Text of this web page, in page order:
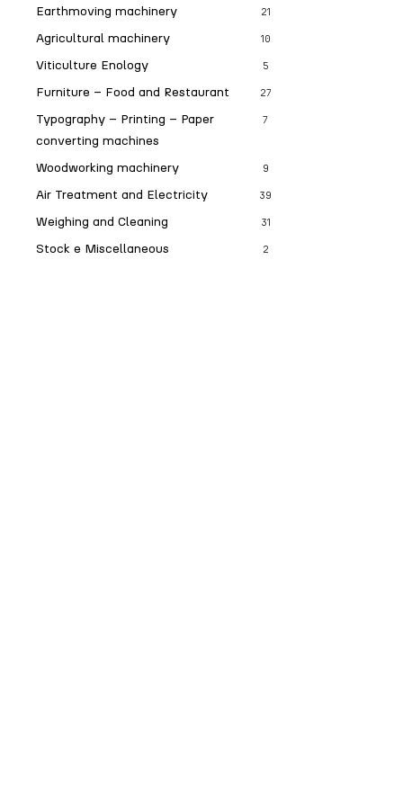
Earthmoving machinery 21
Agricultural machinery 10
Viticulture Enology 5
Furniture – Food and Restaurant 27
Typography – Printing – Paper
converting machines
7
Woodworking machinery 9
Air Treatment and Electricity 39
Weighing and Cleaning 31
Stock e Miscellaneous 2